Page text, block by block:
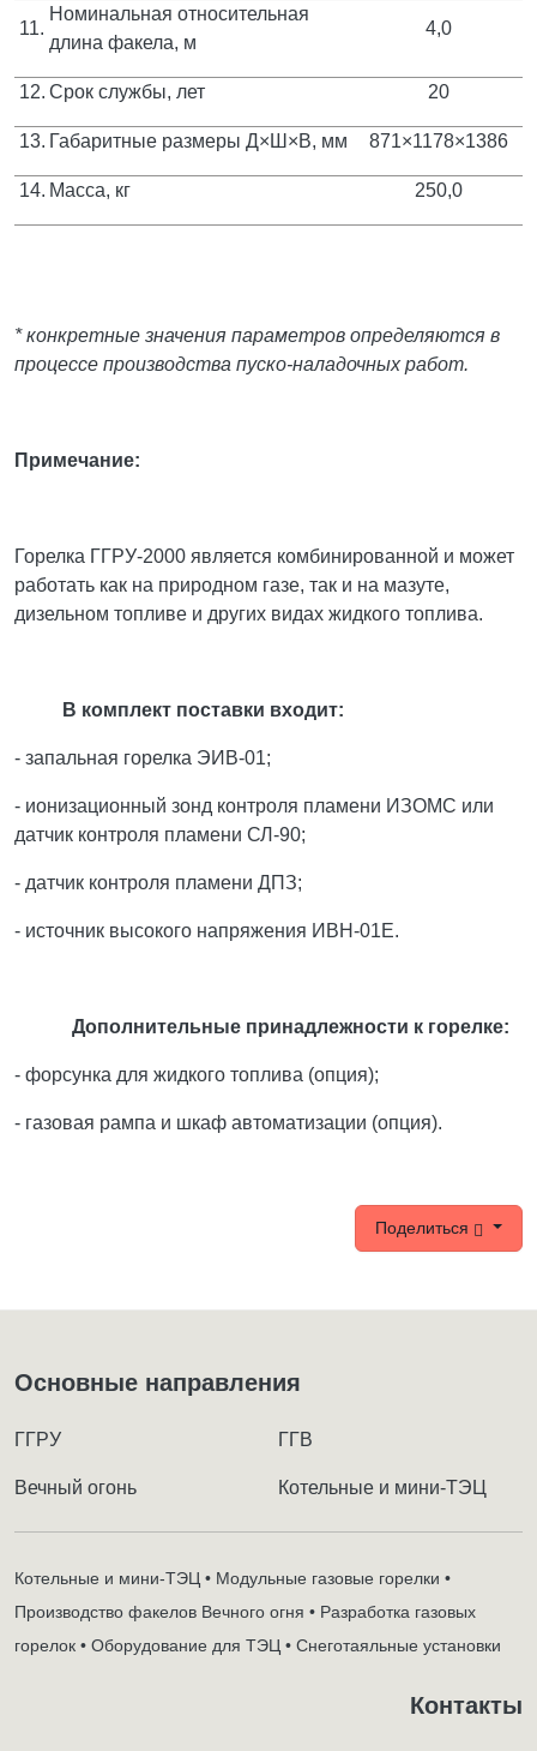
11.
Номинальная относительная
длина факела, м
4,0
12. Срок службы, лет 20
13. Габаритные размеры Д×Ш×В, мм 871×1178×1386
14. Масса, кг 250,0
* конкретные значения параметров определяются в
процессе производства пуско-наладочных работ.
Примечание:
Горелка ГГРУ-2000 является комбинированной и может
работать как на природном газе, так и на мазуте,
дизельном топливе и других видах жидкого топлива.
В комплект поставки входит:
- запальная горелка ЭИВ-01;
- ионизационный зонд контроля пламени ИЗОМС или
датчик контроля пламени СЛ-90;
- датчик контроля пламени ДПЗ;
- источник высокого напряжения ИВН-01Е.
Дополнительные принадлежности к горелке:
- форсунка для жидкого топлива (опция);
- газовая рампа и шкаф автоматизации (опция).
Поделиться
Основные направления
ГГРУ ГГВ
Вечный огонь Котельные и мини-ТЭЦ
Котельные и мини-ТЭЦ • Модульные газовые горелки •
Производство факелов Вечного огня • Разработка газовых
горелок • Оборудование для ТЭЦ • Снеготаяльные установки
Контакты